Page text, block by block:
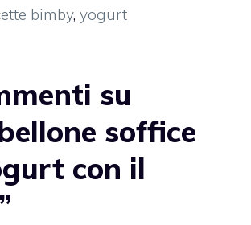
bimby,yogurt
su
soffice
con il